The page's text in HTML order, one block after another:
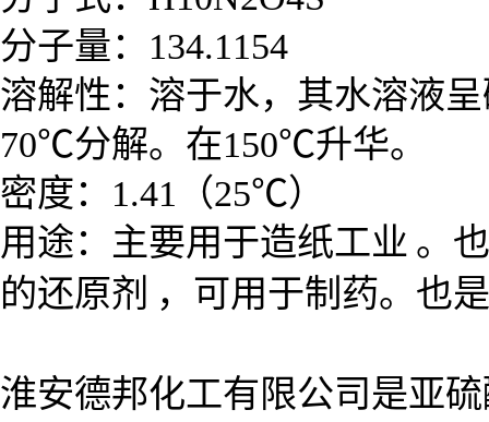
分子量：134.1154
溶解性：溶于水，其水溶液
70℃分解。在150℃升华。
密度：1.41（25℃）
用途： 主要用于造纸工业 。
的还原剂 ，可用于制药。也
淮安德邦化工有限公司是亚